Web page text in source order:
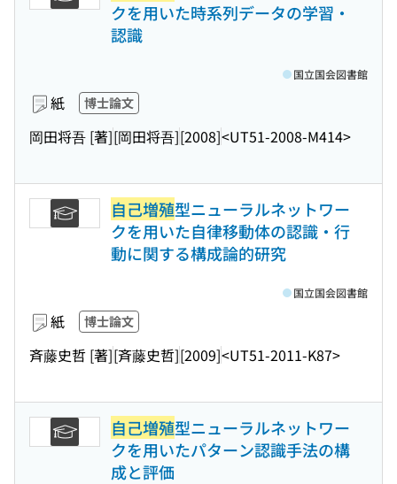
クを用いた時系列データの学習・
認識
紙 博士論文
岡田将吾 [著][岡田将吾][2008]<UT51-2008-M414>
国立国会図書館
自己増殖型ニューラルネットワー
クを用いた自律移動体の認識・行
動に関する構成論的研究
紙 博士論文
斉藤史哲 [著][斉藤史哲][2009]<UT51-2011-K87>
国立国会図書館
自己増殖型ニューラルネットワー
クを用いたパターン認識手法の構
成と評価